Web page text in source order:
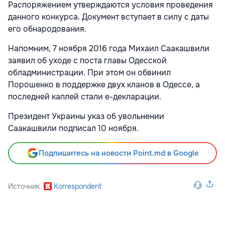
Распоряжением утверждаются условия проведения
данного конкурса. Документ вступает в силу с даты
его обнародования.
Напомним, 7 ноября 2016 года Михаил Саакашвили
заявил об уходе с поста главы Одесской
обладминистрации. При этом он обвинил
Порошенко в поддержке двух кланов в Одессе, а
последней каплей стали e-декларации.
Президент Украины указ об увольнении
Саакашвили подписал 10 ноября.
Подпишитесь на новости Point.md в Google
Источник Korrespondent